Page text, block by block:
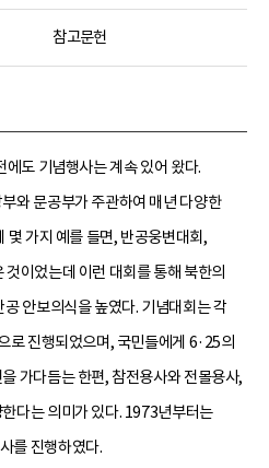
참고문헌
도 기념행사는 계속 있어 왔다.
와 문공부가 주관하여 매년 다양한
몇 가지 예를 들면, 반공웅변대회,
이었는데 이런 대회를 통해 북한의
안보의식을 높였다. 기념대회는 각
로 진행되었으며, 국민들에게 6·25의
가다듬는 한편, 참전용사와 전몰용사,
다는 의미가 있다. 1973년부터는
를 진행하였다.